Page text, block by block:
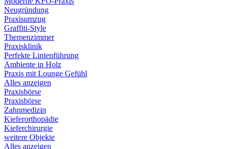
Neugründung
Praxisumzug
Graffiti-Style
Themenzimmer
Praxisklinik
Perfekte Linienführung
Ambiente in Holz
Praxis mit Lounge Gefühl
Alles anzeigen
Praxisbörse
Praxisbörse
Zahnmedizin
Kieferorthopädie
Kieferchirurgie
weitere Objekte
Alles anzeigen